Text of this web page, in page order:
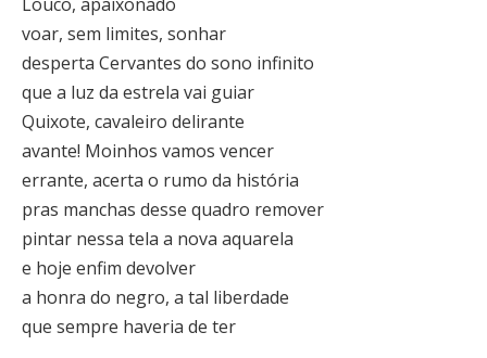
voar, sem limites, sonhar
desperta Cervantes do sono infinito
que a luz da estrela vai guiar
Quixote, cavaleiro delirante
avante! Moinhos vamos vencer
errante, acerta o rumo da história
pras manchas desse quadro remover
pintar nessa tela a nova aquarela
e hoje enfim devolver
a honra do negro, a tal liberdade
que sempre haveria de ter